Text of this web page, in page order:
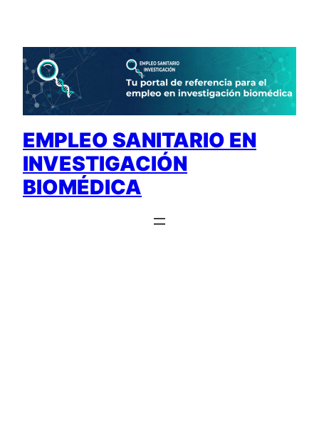
contenido
EMPLEO SANITARIO EN
INVESTIGACIÓN
BIOMÉDICA